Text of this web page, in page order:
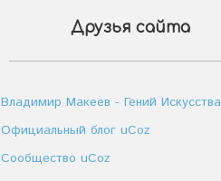
Друзья сайта
Владимир Макеев - Гений Искусства
Официальный блог uCoz
Сообщество uCoz